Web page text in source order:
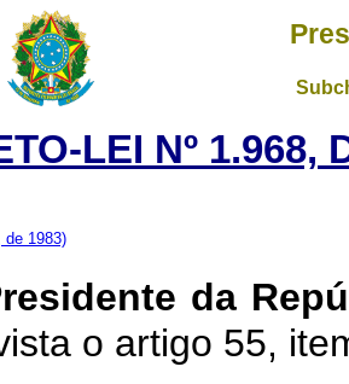
LEI Nº 1.968,
de 1983)
da
o artigo 55,